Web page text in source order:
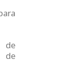
de
de